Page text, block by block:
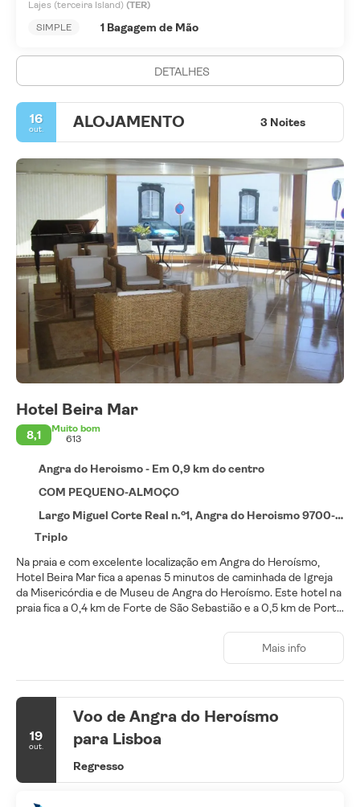
Lajes (terceira Island) (TER)
SIMPLE
1 Bagagem de Mão
DETALHES
16
out. ALOJAMENTO 3 Noites
Hotel Beira Mar
8,1
Muito bom
613
Angra do Heroismo - Em 0,9 km do centro
COM PEQUENO-ALMOÇO
Largo Miguel Corte Real n.º1, Angra do Heroismo 9700-030
Triplo
Na praia e com excelente localização em Angra do Heroísmo,
Hotel Beira Mar fica a apenas 5 minutos de caminhada de Igreja
da Misericórdia e de Museu de Angra do Heroísmo. Este hotel na
praia fica a 0,4 km de Forte de São Sebastião e a 0,5 km de Porto
Aproveite comodidades convenientes, como Wi-Fi de cortesia,
Sinta-se em casa em um de nossos 23 quartos com ar-
condicionado e TVs de tela plana. A propriedade oferece Wi-Fi de
cortesia para navegar na web. Banheiro privativo com
chuveiro/banheira combinados apresenta bidês e secadores de
cabelo. As comodidades incluem escrivaninhas e chaleiras
elétricas. Além disso, o serviço de arrumação nos quartos é
Mais info
19
out.
Voo de Angra do Heroísmo
para Lisboa
Regresso